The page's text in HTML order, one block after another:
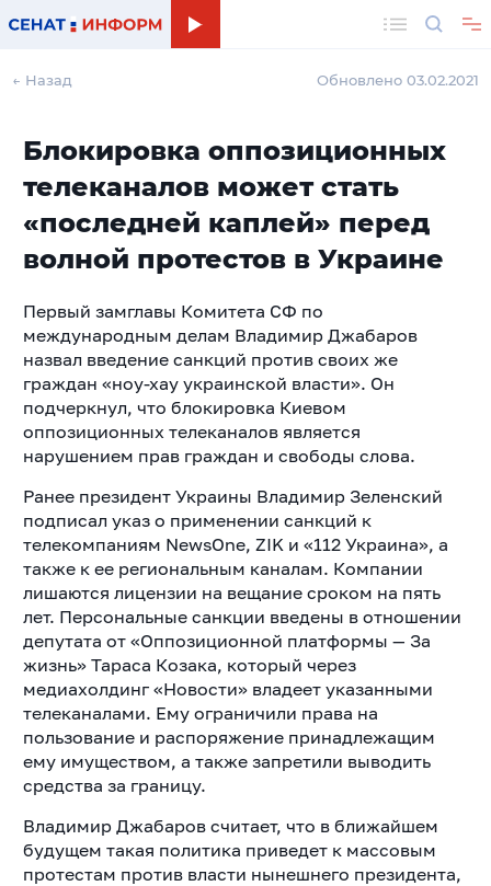
← Назад Обновлено 03.02.2021
Блокировка оппозиционных
телеканалов может стать
«последней каплей» перед
волной протестов в Украине
Первый замглавы Комитета СФ по
международным делам Владимир Джабаров
назвал введение санкций против своих же
граждан «ноу-хау украинской власти». Он
подчеркнул, что блокировка Киевом
оппозиционных телеканалов является
нарушением прав граждан и свободы слова.
Ранее президент Украины Владимир Зеленский
подписал указ о применении санкций к
телекомпаниям NewsOne, ZIK и «112 Украина», а
также к ее региональным каналам. Компании
лишаются лицензии на вещание сроком на пять
лет. Персональные санкции введены в отношении
депутата от «Оппозиционной платформы — За
жизнь» Тараса Козака, который через
медиахолдинг «Новости» владеет указанными
телеканалами. Ему ограничили права на
пользование и распоряжение принадлежащим
ему имуществом, а также запретили выводить
средства за границу.
Владимир Джабаров считает, что в ближайшем
будущем такая политика приведет к массовым
протестам против власти нынешнего президента,